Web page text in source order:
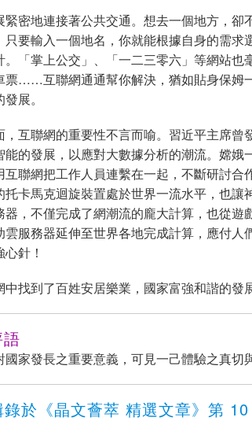
緊密地連接著公共交通。想去一個地方，
要輸入一個地名，你就能根據自身的需求
。「掌上公交」、「一二三零六」等網站
票……互聯網通通幫你解決，猶如貼身保姆
展。
，互聯網的重要性不言而喻。習近平主席曾
能的發展，以應對大數據分析的潮流。嫦
聯網把工作人員連繫在一起，不斷研討合
卡馬克迴旋裝置處於世界一流水平，也讓
器，不僅完成了網潮流的龐大計算，也從
雲服務器延伸至世界各地完成計算，應付
針！
中找到了百姓安居樂業，國家富強和諧的發
家發長之重要意義，可見一己體驗之真切
於 《晶文薈萃 精選文章》 第